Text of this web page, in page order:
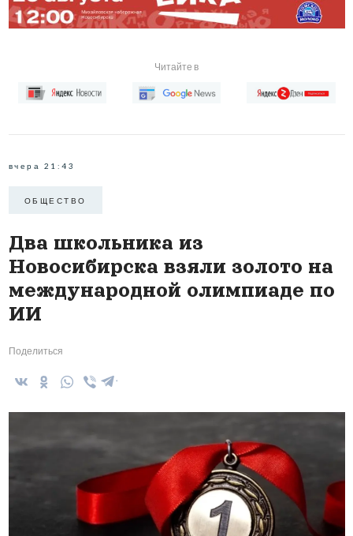
Читайте в
вчера 21:43
ОБЩЕСТВО
Два школьника из
Новосибирска взяли золото на
международной олимпиаде по
ИИ
Поделиться